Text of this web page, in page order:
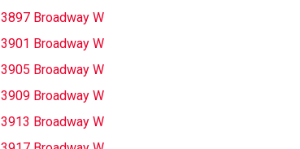
3897 Broadway W
3901 Broadway W
3905 Broadway W
3909 Broadway W
3913 Broadway W